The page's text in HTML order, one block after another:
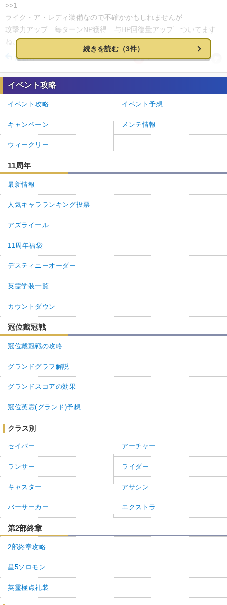
>>1
ライク・ア・レディ装備なので不確かかもしれませんが
攻撃力アップ 毎ターンNP獲得 与HP回復量アップ ついてます
ね。
返信(0) 0 0
1. 名無しさん
ナイチンゲールを連れていくと強化バフが入ります
続きを読む（3件）
イベント攻略
イベント攻略 イベント予想
キャンペーン メンテ情報
ウィークリー
11周年
最新情報
人気キャラランキング投票
アズライール
11周年福袋
デスティニーオーダー
英霊学装一覧
カウントダウン
冠位戴冠戦
冠位戴冠戦の攻略
グランドグラフ解説
グランドスコアの効果
冠位英霊(グランド)予想
クラス別
セイバー アーチャー
ランサー ライダー
キャスター アサシン
バーサーカー エクストラ
第2部終章
2部終章攻略
星5ソロモン
英霊極点礼装